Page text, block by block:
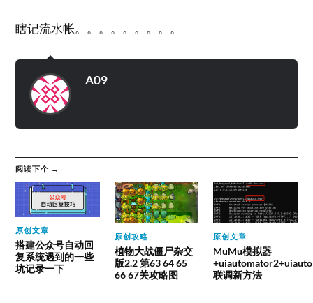
瞎记流水帐。。。。。。。。。
A09
阅读下个 →
原创文章
搭建公众号自动回
复系统遇到的一些
坑记录一下
原创攻略
植物大战僵尸杂交
版2.2 第63 64 65
66 67关攻略图
原创文章
MuMu模拟器
+uiautomator2+uiauto
联调新方法